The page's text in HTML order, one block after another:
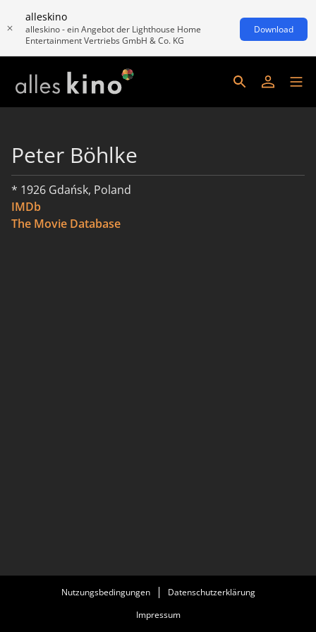
alleskino
alleskino - ein Angebot der Lighthouse Home
Entertainment Vertriebs GmbH & Co. KG
Download
Peter Böhlke
* 1926 Gdańsk, Poland
IMDb
The Movie Database
Nutzungsbedingungen
Datenschutzerklärung
Impressum